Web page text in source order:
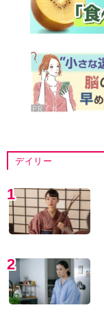
デイリー
1
2